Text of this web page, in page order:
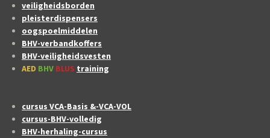
veiligheidsborden
pleisterdispensers
oogspoelmiddelen
BHV-verbandkoffers
BHV-veiligheidsvesten
AED BHV BLUS training
cursus VCA-Basis &-VCA-VOL
cursus-BHV-volledig
BHV-herhaling-cursus